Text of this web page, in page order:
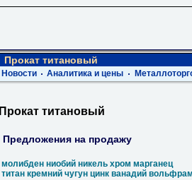
Прокат титановый
Новости Аналитика и цены
Прокат титановый
Предложения на продажу
молибден ниобий никель хром марганец
титан кремний чугун цинк ванадий